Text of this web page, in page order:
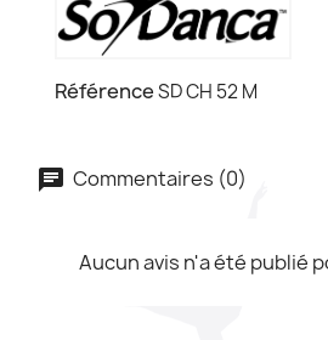
RéférenceSD CH 52 M
Commentaires (0)
Aucun avis n'a été publié